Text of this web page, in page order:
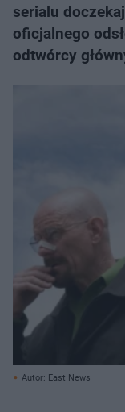
serialu
oficjalnego
odtwórcy
Autor: East News